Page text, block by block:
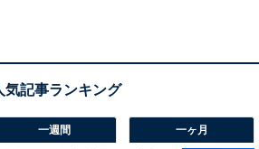
一週間 一ヶ月